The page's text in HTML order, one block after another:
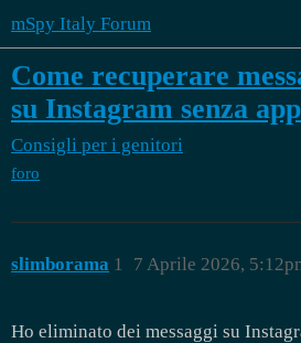
mSpy Italy Forum
Come recuperare
su Instagram senza
Consigli per i genitori
foro
slimborama 7 Aprile 2026,
1
Ho eliminato dei messaggi su